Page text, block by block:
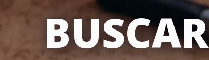
BUSCAR